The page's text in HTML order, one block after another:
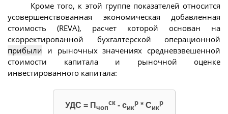
Кроме того, к этой группе показателей относится
усовершенствованная экономическая добавленная
стоимость (REVA), расчет которой основан на
скорректированной бухгалтерской операционной
прибыли и рыночных значениях средневзвешенной
стоимости капитала и рыночной оценке
инвестированного капитала:
УДС = П чоп
ск- сик
р* Сик
р